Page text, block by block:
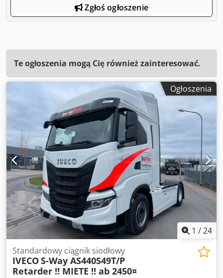
Zgłoś ogłoszenie
Te ogłoszenia mogą Cię również zainteresować.
Ogłoszenia
1 /24
Standardowy ciągnik siodłowy
IVECOS-Way AS440S49T/P
Retarder !! MIETE !! ab 2450¤